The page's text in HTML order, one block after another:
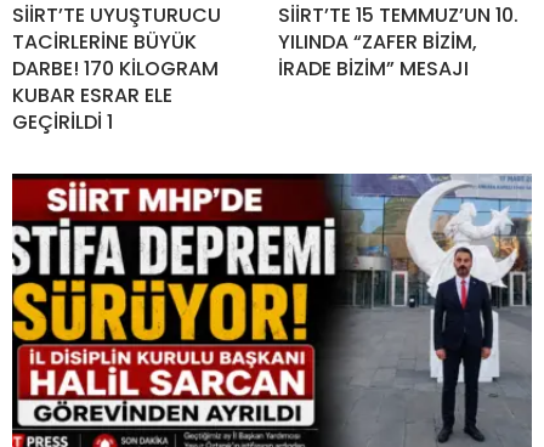
SİİRT’TE UYUŞTURUCU
TACİRLERİNE BÜYÜK
DARBE! 170 KİLOGRAM
KUBAR ESRAR ELE
GEÇİRİLDİ 1
SİİRT’TE 15 TEMMUZ’UN 10.
YILINDA “ZAFER BİZİM,
İRADE BİZİM” MESAJI